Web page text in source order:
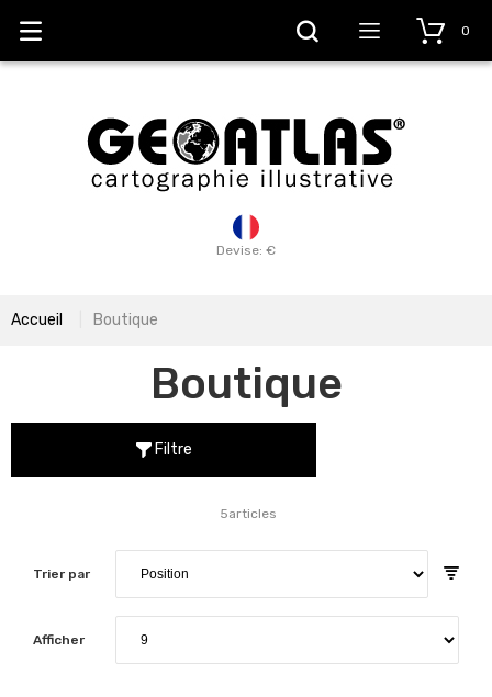
Devise: €
0
Accueil Boutique
Boutique
Filtre
Trier par
5articles
Afficher